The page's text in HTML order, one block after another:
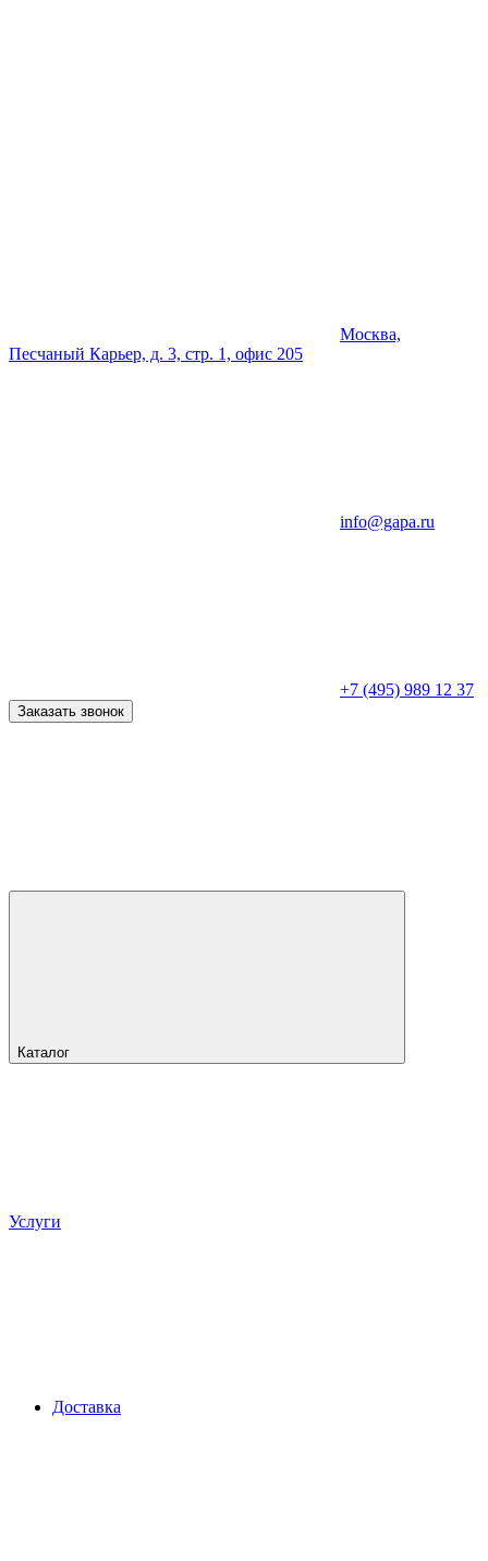
Москва,
Песчаный Карьер, д. 3, стр. 1, офис 205
info@gapa.ru
+7 (495) 989 12 37
Заказать звонок
Каталог
Услуги
Доставка